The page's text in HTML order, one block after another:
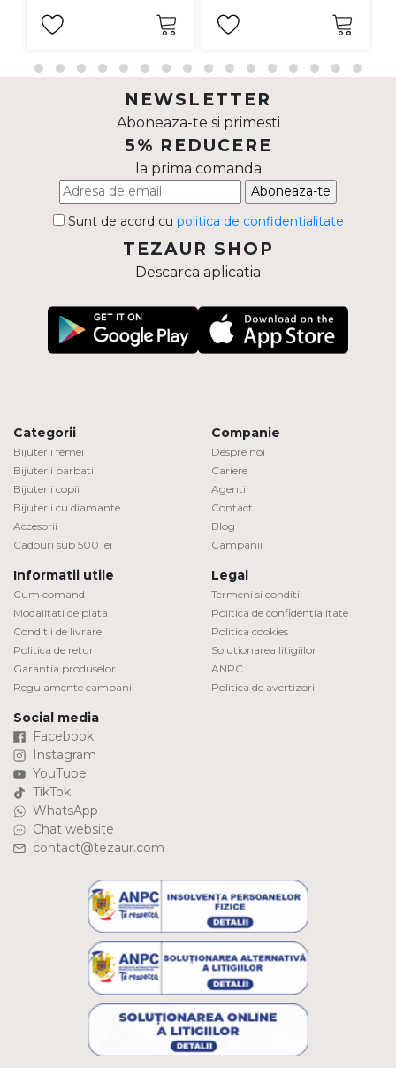
NEWSLETTER
Aboneaza-te si primesti
5% REDUCERE
la prima comanda
Aboneaza-te
Sunt de acord cu politica de confidentialitate
TEZAUR SHOP
Descarca aplicatia
Categorii
Bijuterii femei
Bijuterii barbati
Bijuterii copii
Bijuterii cu diamante
Accesorii
Cadouri sub 500 lei
Companie
Despre noi
Cariere
Agentii
Contact
Blog
Campanii
Informatii utile
Cum comand
Modalitati de plata
Conditii de livrare
Politica de retur
Garantia produselor
Regulamente campanii
Legal
Termeni si conditii
Politica de confidentialitate
Politica cookies
Solutionarea litigiilor
ANPC
Politica de avertizori
Social media
Facebook
Instagram
YouTube
TikTok
WhatsApp
Chat website
contact@tezaur.com